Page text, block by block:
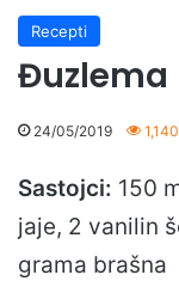
Recepti
Đuzlema
24/05/2019 1,140
Sastojci: 150
jaje, 2 vanilin
grama brašna